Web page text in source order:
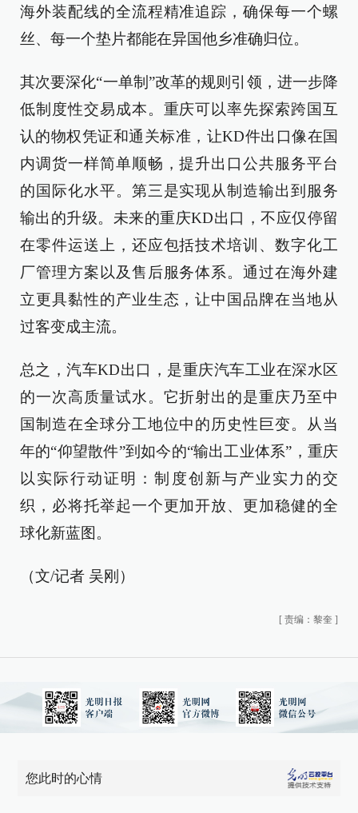
海外装配线的全流程精准追踪，确保每一个螺
丝、每一个垫片都能在异国他乡准确归位。
其次要深化“一单制”改革的规则引领，进一步降
低制度性交易成本。重庆可以率先探索跨国互
认的物权凭证和通关标准，让KD件出口像在国
内调货一样简单顺畅，提升出口公共服务平台
的国际化水平。第三是实现从制造输出到服务
输出的升级。未来的重庆KD出口，不应仅停留
在零件运送上，还应包括技术培训、数字化工
厂管理方案以及售后服务体系。通过在海外建
立更具黏性的产业生态，让中国品牌在当地从
过客变成主流。
总之，汽车KD出口，是重庆汽车工业在深水区
的一次高质量试水。它折射出的是重庆乃至中
国制造在全球分工地位中的历史性巨变。从当
年的“仰望散件”到如今的“输出工业体系”，重庆
以实际行动证明：制度创新与产业实力的交
织，必将托举起一个更加开放、更加稳健的全
球化新蓝图。
（文/记者 吴刚）
[ 责编：黎奎 ]
您此时的心情